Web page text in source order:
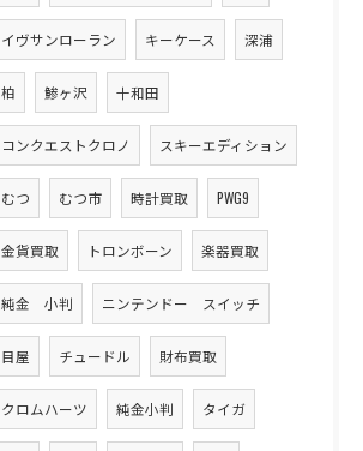
イヴサンローラン キーケース 深浦
柏 鯵ヶ沢 十和田
コンクエストクロノ スキーエディション
むつ むつ市 時計買取 PWG9
金貨買取 トロンボーン 楽器買取
純金 小判 ニンテンドー スイッチ
目屋 チュードル 財布買取
クロムハーツ 純金小判 タイガ